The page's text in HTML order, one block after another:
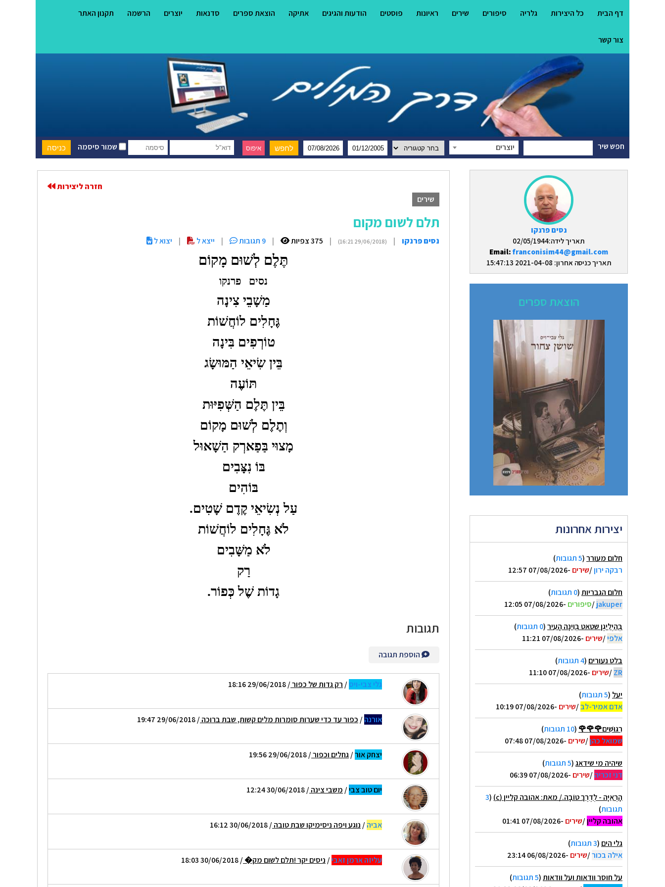
דף הבית כל היצירות גלריה סיפורים שירים ראיונות פוסטים הודעות והגיגים אתיקה הוצאת ספרים סדנאות יוצרים הרשמה תקנון האתר
צור קשר
שמור סיסמה חפש שיר יוצרים
נסים פרנקו
תאריך לידה:02/05/1944
Email: franconisim44@gmail.com
תאריך כניסה אחרון: 2021-04-08 15:47:13
הוצאת ספרים
יצירות אחרונות
חלום מעורר(5 תגובות
)
רבקה ירון/שירים -07/08/2026 12:57
חלום הגבריות(0 תגובות
)
jakuper
/סיפורים -07/08/2026 12:05
בְּהַיְלִיגֶן שטאט בְּוִינָה הָעִיר(0 תגובות
)
אלפי/שירים -07/08/2026 11:21
בלט נעורים (4 תגובות
)
ZR
/שירים -07/08/2026 11:10
יעל (5 תגובות
)
אדם אמיר-לב/שירים -07/08/2026 10:19
רִגּוּשִׁים🌹🌹🌹 (10 תגובות
)
שמואל כהן/שירים -07/08/2026 07:48
שיהיה מי שידאג(5 תגובות
)
דני זכריה/שירים -07/08/2026 06:39
הָרְאִיָּה - לְדֶרֶךְ טוֹבָה./ מאת: אהובה קליין (c) (
3
תגובות)
אהובה קליין/שירים -07/08/2026 01:41
גלי הים (3 תגובות
)
אילה בכור/שירים -06/08/2026 23:14
על חוסר וודאות ועל וודאות(5 תגובות
)
חזרה ליצירות
שירים
תלם לשום מקום
נסים פרנקו |
(29/06/2018 16:21)
| 375 צפיות | 9 תגובות | ייצא ל | יצוא ל
תֶּלֶם לְשׁוּם מָקוֹם
נסים פרנקו
מַשָׁבֵי צִינָה
גֶּחָלִים לוֹחֲשׁוֹת
טוֹרְפִים בִּינָה
בֵּין שִׂיאֵי הַמּוּשָׂג
תּוֹעֶה
בֵּין תֶּלֶם הַשְּׁפִיּוּת
וְתֶלֶם לְשׁוּם מָקוֹם
מָצוּי בַּפַארְק הַשָׁאוּל
בּוֹ נִצָּבִים
בּוֹהִים
עַל נְשִׂיאֵי קֶדֶם שָׁטִים.
לֹא גֶּחָלִים לוֹחֲשׁוֹת
לֹא מַשָּׁבִים
רַק
גָדוֹת שֶׁל כְּפוֹר.
תגובות
הוספת תגובה
גלי צבי-ויס/רק גדות של כפור/ 29/06/2018 18:16
אורנה/כפור עד כדי שערות סומרות מלים קשות, שבת ברוכה/ 29/06/2018 19:47
יצחק אור/גחלים וכפור/ 29/06/2018 19:56
יום טוב צבי/משבי צינה/ 30/06/2018 12:24
אביה/נוגע ויפה ניסימיקו שבת טובה/ 30/06/2018 16:12
עליזה ארמן זאבי/ניסים יקר !תלם לשום מק�/ 30/06/2018 18:03